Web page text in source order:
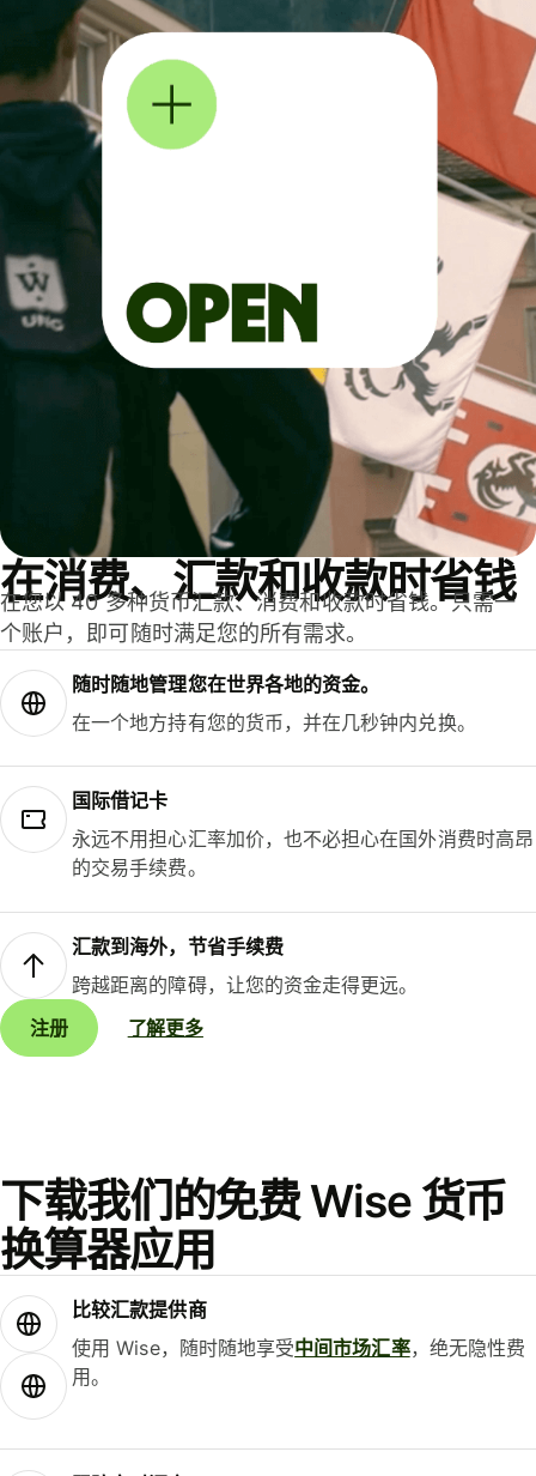
在消费、汇款和收款时省钱
在您以 40 多种货币汇款、消费和收款时省钱。只需一
个账户，即可随时满足您的所有需求。
随时随地管理您在世界各地的资金。
在一个地方持有您的货币，并在几秒钟内兑换。
国际借记卡
永远不用担心汇率加价，也不必担心在国外消费时高昂
的交易手续费。
汇款到海外，节省手续费
跨越距离的障碍，让您的资金走得更远。
注册
了解更多
下载我们的免费 Wise 货币
换算器应用
比较汇款提供商
使用 Wise，随时随地享受中间市场汇率，绝无隐性费
用。